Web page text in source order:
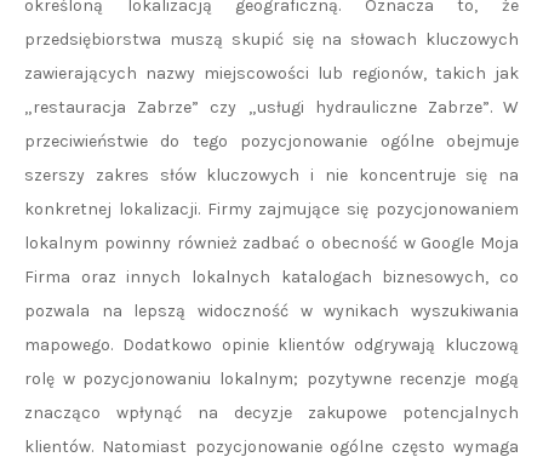
określoną lokalizacją geograficzną. Oznacza to, że
przedsiębiorstwa muszą skupić się na słowach kluczowych
zawierających nazwy miejscowości lub regionów, takich jak
„restauracja Zabrze” czy „usługi hydrauliczne Zabrze”. W
przeciwieństwie do tego pozycjonowanie ogólne obejmuje
szerszy zakres słów kluczowych i nie koncentruje się na
konkretnej lokalizacji. Firmy zajmujące się pozycjonowaniem
lokalnym powinny również zadbać o obecność w Google Moja
Firma oraz innych lokalnych katalogach biznesowych, co
pozwala na lepszą widoczność w wynikach wyszukiwania
mapowego. Dodatkowo opinie klientów odgrywają kluczową
rolę w pozycjonowaniu lokalnym; pozytywne recenzje mogą
znacząco wpłynąć na decyzje zakupowe potencjalnych
klientów. Natomiast pozycjonowanie ogólne często wymaga